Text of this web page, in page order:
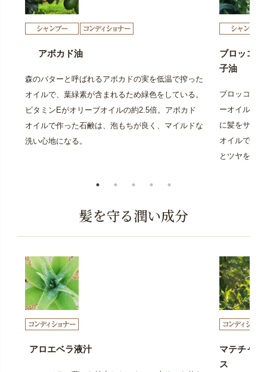
アボカド油
森のバターと呼ばれるアボカドの実を低温で搾った
オイルで、葉緑素が含まれるため緑色をしている。
ビタミンEがオリーブオイルの約2.5倍。アボカド
オイルで作った石鹸は、泡もちが良く、マイルドな
洗い心地になる。
ブロッコリ
子油
ブロッコリ
ーオイルの
に髪をサラ
オイルであ
とツヤを与
髪を守る潤い成分
アロエベラ液汁
マテチャ葉
ス